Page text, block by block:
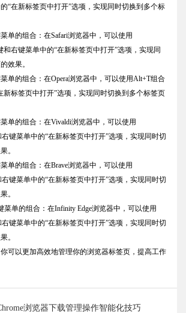
“在新标签页中打开”选项，实现同时切换到多个标
单的组合：在Safari浏览器中，可以使用
和右键菜单中的“在新标签页中打开”选项，实现同
效果。
单的组合：在Opera浏览器中，可以使用Alt+T组合
新标签页中打开”选项，实现同时切换到多个标签页
单的组合：在Vivaldi浏览器中，可以使用
键菜单中的“在新标签页中打开”选项，实现同时切
。
单的组合：在Brave浏览器中，可以使用
键菜单中的“在新标签页中打开”选项，实现同时切
。
菜单的组合：在Infinity Edge浏览器中，可以使用
键菜单中的“在新标签页中打开”选项，实现同时切
。
可以更加高效地管理你的浏览器标签页，提高工作
浏览器下载管理操作智能化技巧